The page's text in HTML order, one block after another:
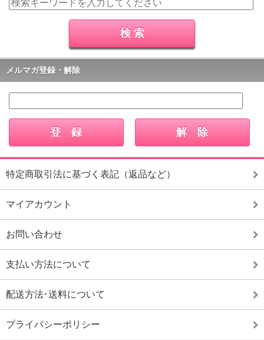
メルマガ登録・解除
特定商取引法に基づく表記（返品など）
マイアカウント
お問い合わせ
支払い方法について
配送方法･送料について
プライバシーポリシー